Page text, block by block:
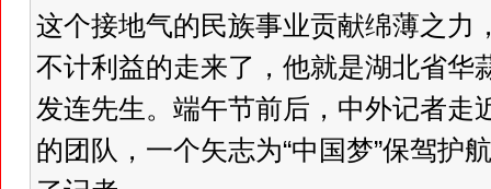
这个接地气的民族事业贡献绵薄之力
不计利益的走来了，他就是湖北省华
发连先生。端午节前后，中外记者走
的团队，一个矢志为“中国梦”保驾护